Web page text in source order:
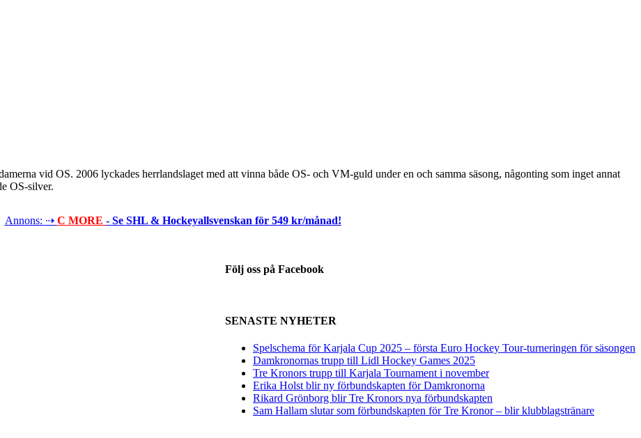
vid OS. 2006 lyckades herrlandslaget med att vinna både OS- och VM-guld under en och samma säsong, någonting som inget annat
OS-silver.
Annons: ⇢ C MORE - Se SHL & Hockeyallsvenskan för 549 kr/månad!
Följ oss på Facebook
SENASTE NYHETER
Spelschema för Karjala Cup 2025 – första Euro Hockey Tour-turneringen för säsongen
Damkronornas trupp till Lidl Hockey Games 2025
Tre Kronors trupp till Karjala Tournament i november
Erika Holst blir ny förbundskapten för Damkronorna
Rikard Grönborg blir Tre Kronors nya förbundskapten
Sam Hallam slutar som förbundskapten för Tre Kronor – blir klubblagstränare